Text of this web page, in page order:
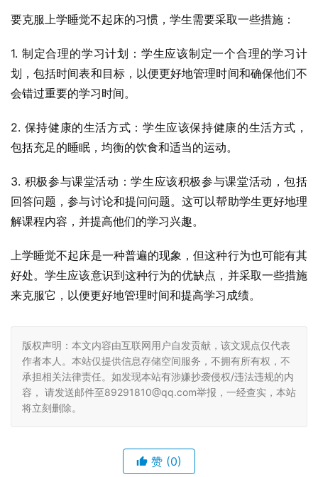
要克服上学睡觉不起床的习惯，学生需要采取一些措施：
1. 制定合理的学习计划：学生应该制定一个合理的学习计
划，包括时间表和目标，以便更好地管理时间和确保他们不
会错过重要的学习时间。
2. 保持健康的生活方式：学生应该保持健康的生活方式，
包括充足的睡眠，均衡的饮食和适当的运动。
3. 积极参与课堂活动：学生应该积极参与课堂活动，包括
回答问题，参与讨论和提问问题。这可以帮助学生更好地理
解课程内容，并提高他们的学习兴趣。
上学睡觉不起床是一种普遍的现象，但这种行为也可能有其
好处。学生应该意识到这种行为的优缺点，并采取一些措施
来克服它，以便更好地管理时间和提高学习成绩。
版权声明：本文内容由互联网用户自发贡献，该文观点仅代表
作者本人。本站仅提供信息存储空间服务，不拥有所有权，不
承担相关法律责任。如发现本站有涉嫌抄袭侵权/违法违规的内
容， 请发送邮件至89291810@qq.com举报，一经查实，本站
将立刻删除。
赞 (0)